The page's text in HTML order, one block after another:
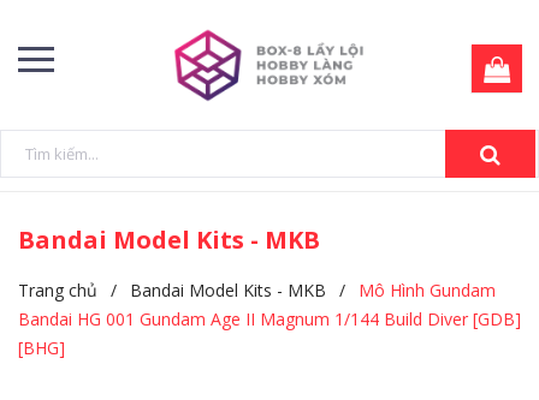
Bandai Model Kits - MKB
Trang chủ / Bandai Model Kits - MKB /
Mô Hình Gundam
Bandai HG 001 Gundam Age II Magnum 1/144 Build Diver [GDB]
[BHG]